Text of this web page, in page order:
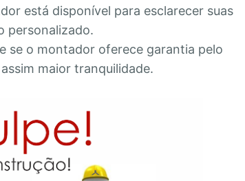
está disponível para esclarecer suas
personalizado.
se o montador oferece garantia pelo
maior tranquilidade.